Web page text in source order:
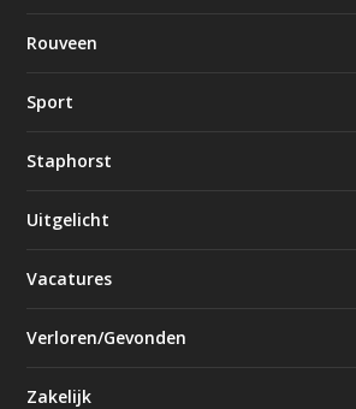
Rouveen
Sport
Staphorst
Uitgelicht
Vacatures
Verloren/Gevonden
Zakelijk